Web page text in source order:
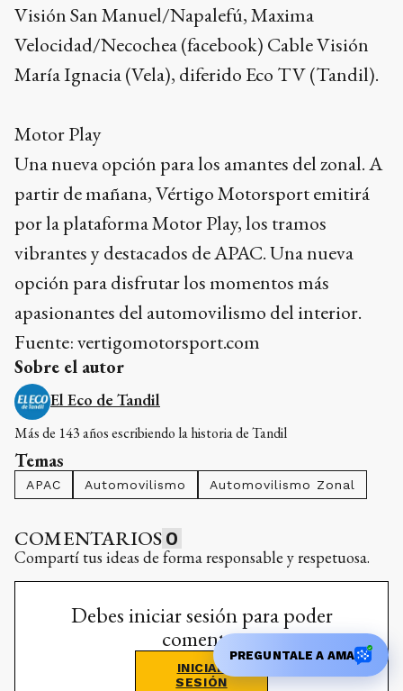
Visión San Manuel/Napalefú, Maxima
Velocidad/Necochea (facebook) Cable Visión
María Ignacia (Vela), diferido Eco TV (Tandil).
Motor Play
Una nueva opción para los amantes del zonal. A
partir de mañana, Vértigo Motorsport emitirá
por la plataforma Motor Play, los tramos
vibrantes y destacados de APAC. Una nueva
opción para disfrutar los momentos más
apasionantes del automovilismo del interior.
Fuente: vertigomotorsport.com
Sobre el autor
El Eco de Tandil
Más de 143 años escribiendo la historia de Tandil
Temas
APAC Automovilismo Automovilismo Zonal
COMENTARIOS 0
Compartí tus ideas de forma responsable y respetuosa.
Debes iniciar sesión para poder
comentar
INICIAR
SESIÓN
PREGUNTALE A AMA